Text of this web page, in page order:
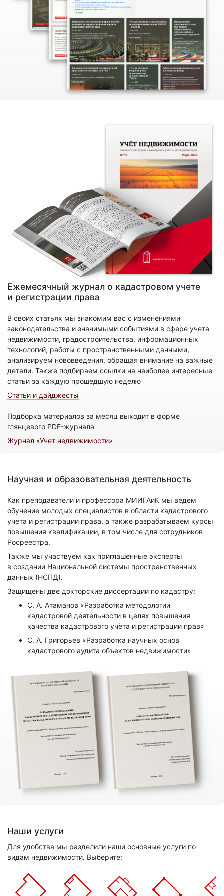
Ежемесячный журнал о кадастровом учете
и регистрации права
В своих статьях мы знакомим вас с изменениями
законодательства и значимыми событиями в сфере учета
недвижимости, градостроительства, информационных
технологий, работы с пространственными данными,
анализируем нововведения, обращая внимание на важные
детали. Также подбираем ссылки на наиболее интересные
статьи за каждую прошедшую неделю
Статьи и дайджесты
Подборка материалов за месяц выходит в форме
глянцевого PDF-журнала
Журнал «Учет недвижимости»
Научная и образовательная деятельность
Как преподаватели и профессора МИИГАиК мы ведем
обучение молодых специалистов в области кадастрового
учета и регистрации права, а также разрабатываем курсы
повышения квалификации, в том числе для сотрудников
Росреестра.
Также мы участвуем как приглашенные эксперты
в создании Национальной системы пространственных
данных (НСПД).
Защищены две докторские диссертации по кадастру:
С. А. Атаманов «Разработка методологии
кадастровой деятельности в целях повышения
качества кадастрового учёта и регистрации прав»
С. А. Григорьев «Разработка научных основ
кадастрового аудита объектов недвижимости»
Наши услуги
Для удобства мы разделили наши основные услуги по
видам недвижимости. Выберите: